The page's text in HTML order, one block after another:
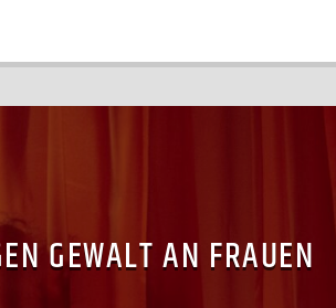
GEWALT AN FRAUEN